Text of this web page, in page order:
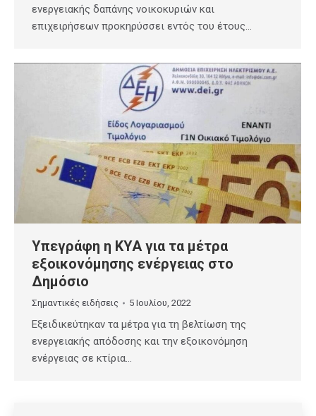
ενεργειακής δαπάνης νοικοκυριών και
επιχειρήσεων προκηρύσσει εντός του έτους…
Υπεγράφη η ΚΥΑ για τα μέτρα
εξοικονόμησης ενέργειας στο
Δημόσιο
Σημαντικές ειδήσεις 5 Ιουλίου, 2022
Εξειδικεύτηκαν τα μέτρα για τη βελτίωση της
ενεργειακής απόδοσης και την εξοικονόμηση
ενέργειας σε κτίρια…